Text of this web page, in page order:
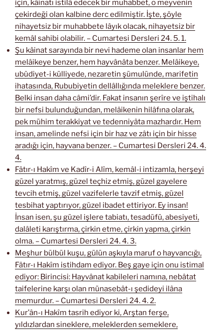
için, kâinatı istilâ edecek bir muhabbet, o meyvenin
çekirdeği olan kalbine derc edilmiştir. İşte, şöyle
nihayetsiz bir muhabbete lâyık olacak, nihayetsiz bir
kemâl sahibi olabilir. – Cumartesi Dersleri 24. 5. 1.
Şu kâinat sarayında bir nevi hademe olan insanlar hem
melâikeye benzer, hem hayvânâta benzer. Melâikeye,
ubûdiyet-i külliyede, nezaretin şümulünde, marifetin
ihatasında, Rububiyetin dellâllığında meleklere benzer.
Belki insan daha câmi’dir. Fakat insanın şerîre ve iştihalı
bir nefsi bulunduğundan, melâikenin hilâfına olarak,
pek mühim terakkiyat ve tedenniyâta mazhardır. Hem
insan, amelinde nefsi için bir haz ve zâtı için bir hisse
aradığı için, hayvana benzer. – Cumartesi Dersleri 24. 4.
4.
Fâtır-ı Hakîm ve Kadîr-i Alîm, kemâl-i intizamla, herşeyi
güzel yaratmış, güzel teçhiz etmiş, güzel gayelere
tevcih etmiş, güzel vazifelerle tavzif etmiş, güzel
tesbihat yaptırıyor, güzel ibadet ettiriyor. Ey insan!
İnsan isen, şu güzel işlere tabiatı, tesadüfü, abesiyeti,
dalâleti karıştırma, çirkin etme, çirkin yapma, çirkin
olma. – Cumartesi Dersleri 24. 4. 3.
Meşhur bülbül kuşu, gülün aşkıyla maruf o hayvancığı,
Fâtır-ı Hakîm istihdam ediyor. Beş gaye için onu istimal
ediyor: Birincisi: Hayvânat kabileleri namına, nebâtat
taifelerine karşı olan münasebât-ı şedideyi ilâna
memurdur. – Cumartesi Dersleri 24. 4. 2.
Kur’ân-ı Hakîm tasrih ediyor ki, Arştan ferşe,
yıldızlardan sineklere, meleklerden semeklere,